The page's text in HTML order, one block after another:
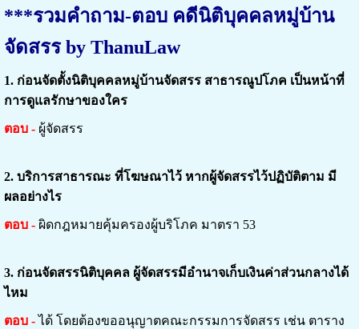
***รวมคำถาม-ตอบ คดีนิติบุคคลหมู่บ้าน
จัดสรร by ThanuLaw
1. ก่อนจัดตั้งนิติบุคคลหมู่บ้านจัดสรร สาธารณูปโภค เป็นหน้าที่
การดูแลรักษาของใคร
ตอบ -ผู้จัดสรร
2. บริการสาธารณะ ที่โฆษณาไว้ หากผู้จัดสรรไว้ปฏิบัติตาม มี
ผลอย่างไร
ตอบ -ผิดกฎหมายคุ้มครองผู้บริโภค มาตรา 53
3. ก่อนจัดสรรนิติบุคคล ผู้จัดสรรมีอำนาจเก็บเงินค่าส่วนกลางได้
ไหม
ตอบ -ได้ โดยต้องขออนุญาตคณะกรรมการจัดสรร เช่น ตาราง